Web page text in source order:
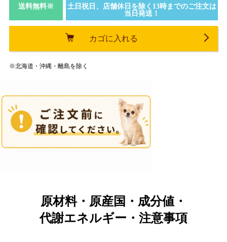
送料無料※
土日祝日、店舗休日を除く13時までのご注文は
当日発送！
カゴに入れる
※北海道・沖縄・離島を除く
原材料・原産国・成分値・
代謝エネルギー・注意事項